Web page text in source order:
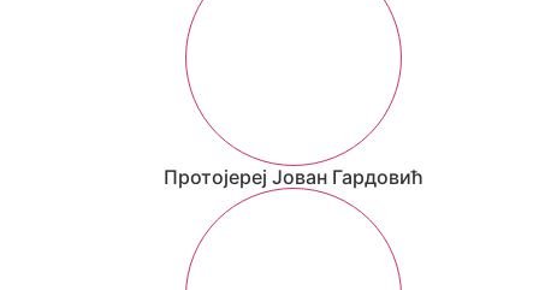
Протојереј Јован Гардовић